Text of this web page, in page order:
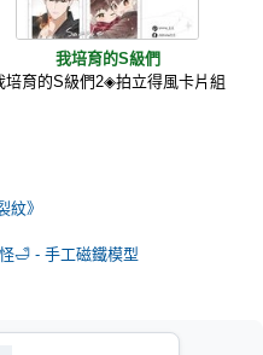
我培育的S級們
培育的S級們2◈拍立得風卡片組
紋》
🛁 - 手工磁鐵模型